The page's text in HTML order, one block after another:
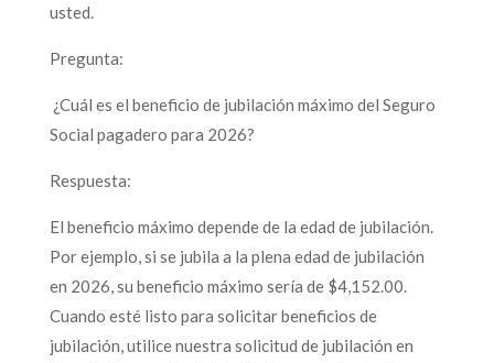
usted.
Pregunta:
¿Cuál es el beneficio de jubilación máximo del Seguro
Social pagadero para 2026?
Respuesta:
El beneficio máximo depende de la edad de jubilación.
Por ejemplo, si se jubila a la plena edad de jubilación
en 2026, su beneficio máximo sería de $4,152.00.
Cuando esté listo para solicitar beneficios de
jubilación, utilice nuestra solicitud de jubilación en